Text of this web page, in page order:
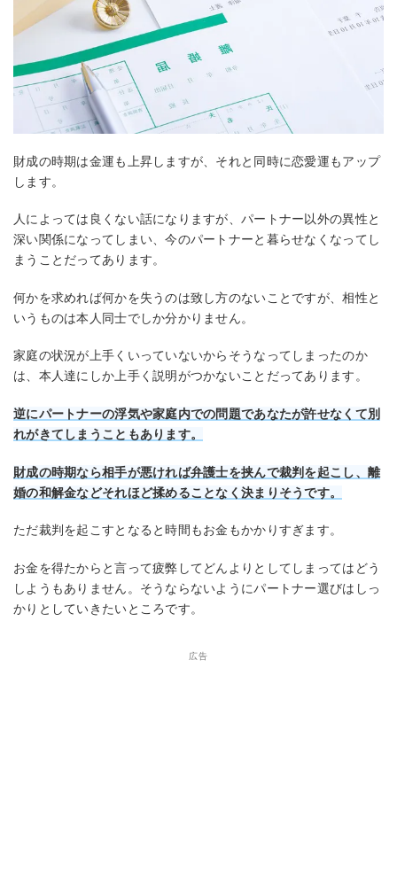
財成の時期は金運も上昇しますが、それと同時に恋愛運もアップ
します。
人によっては良くない話になりますが、パートナー以外の異性と
深い関係になってしまい、今のパートナーと暮らせなくなってし
まうことだってあります。
何かを求めれば何かを失うのは致し方のないことですが、相性と
いうものは本人同士でしか分かりません。
家庭の状況が上手くいっていないからそうなってしまったのか
は、本人達にしか上手く説明がつかないことだってあります。
逆にパートナーの浮気や家庭内での問題であなたが許せなくて別
れがきてしまうこともあります。
財成の時期なら相手が悪ければ弁護士を挟んで裁判を起こし、離
婚の和解金などそれほど揉めることなく決まりそうです。
ただ裁判を起こすとなると時間もお金もかかりすぎます。
お金を得たからと言って疲弊してどんよりとしてしまってはどう
しようもありません。そうならないようにパートナー選びはしっ
かりとしていきたいところです。
広告